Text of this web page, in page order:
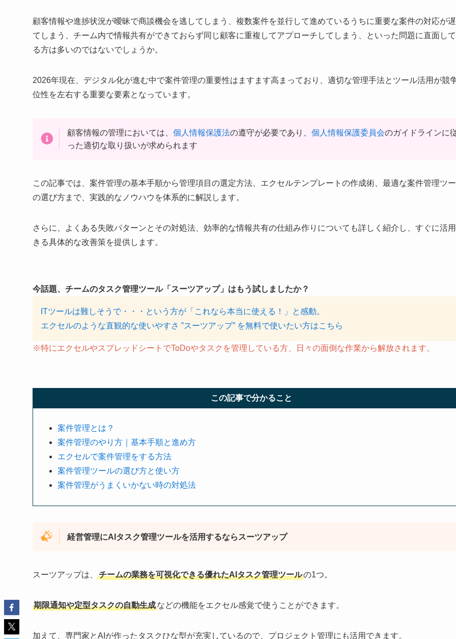
顧客情報や進捗状況が曖昧で商談機会を逃してしまう、複数案件を並行して進めているうちに重要な案件の対応が
てしまう、チーム内で情報共有ができておらず同じ顧客に重複してアプローチしてしまう、といった問題に直面し
る方は多いのではないでしょうか。
2026年現在、デジタル化が進む中で案件管理の重要性はますます高まっており、適切な管理手法とツール活用が競
位性を左右する重要な要素となっています。
顧客情報の管理においては、 個人情報保護法の遵守が必要であり、 個人情報保護委員会のガイドラインに
った適切な取り扱いが求められます
この記事では、案件管理の基本手順から管理項目の選定方法、エクセルテンプレートの作成術、最適な案件管理ツ
の選び方まで、実践的なノウハウを体系的に解説します。
さらに、よくある失敗パターンとその対処法、効率的な情報共有の仕組み作りについても詳しく紹介し、すぐに活
きる具体的な改善策を提供します。
今話題、チームのタスク管理ツール「スーツアップ」はもう試しましたか？
ITツールは難しそうで・・・という方が「これなら本当に使える！」と感動。
エクセルのような直観的な使いやすさ ”スーツアップ” を無料で使いたい方はこちら
※特にエクセルやスプレッドシートでToDoやタスクを管理している方、日々の面倒な作業から解放されます。
この記事で分かること
案件管理とは？
案件管理のやり方｜基本手順と進め方
エクセルで案件管理をする方法
案件管理ツールの選び方と使い方
案件管理がうまくいかない時の対処法
経営管理にAIタスク管理ツールを活用するならスーツアップ
スーツアップは、 チームの業務を可視化できる優れたAIタスク管理ツールの1つ。
期限通知や定型タスクの自動生成などの機能をエクセル感覚で使うことができます。
加えて、専門家とAIが作ったタスクひな型が充実しているので、プロジェクト管理にも活用できます。